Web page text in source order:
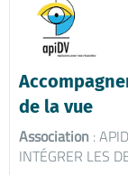
de la vue
Association :
INTÉGRER LES